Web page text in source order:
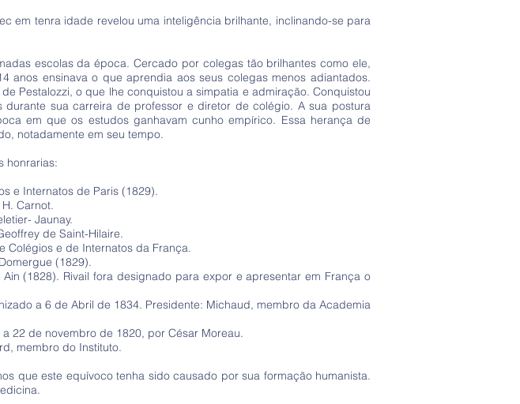
em tenra idade revelou uma inteligência brilhante, inclinando-se para
escolas da época. Cercado por colegas tão brilhantes como ele,
anos ensinava o que aprendia aos seus colegas menos adiantados.
Pestalozzi, o que lhe conquistou a simpatia e admiração. Conquistou
sua carreira de professor e diretor de colégio. A sua postura
em que os estudos ganhavam cunho empírico. Essa herança de
notadamente em seu tempo.
honrarias:
e Internatos de Paris (1829).
Carnot.
Jaunay.
de Saint-Hilaire.
Colégios e de Internatos da França.
(1829).
(1828). Rivail fora designado para expor e apresentar em França o
a 6 de Abril de 1834. Presidente: Michaud, membro da Academia
22 de novembro de 1820, por César Moreau.
membro do Instituto.
que este equívoco tenha sido causado por sua formação humanista.